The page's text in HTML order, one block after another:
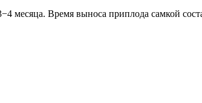
месяца. Время выноса приплода самкой